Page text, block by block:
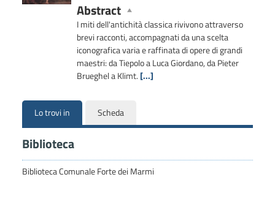
Abstract
I miti dell'antichità classica rivivono attraverso
brevi racconti, accompagnati da una scelta
iconografica varia e raffinata di opere di grandi
maestri: da Tiepolo a Luca Giordano, da Pieter
Brueghel a Klimt. [...]
Lo trovi in Scheda
Biblioteca
Biblioteca Comunale Forte dei Marmi